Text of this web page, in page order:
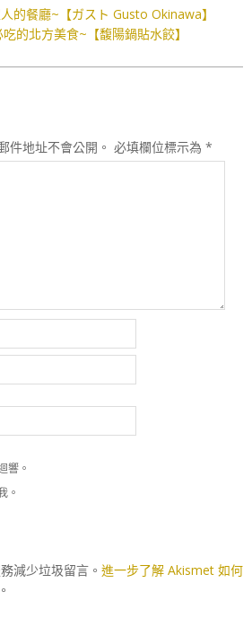
的餐廳~【ガスト Gusto Okinawa】
的北方美食~【馥陽鍋貼水餃】
件地址不會公開。 必填欄位標示為 *
響。
。
減少垃圾留言。 進一步了解 Akismet 如何
。